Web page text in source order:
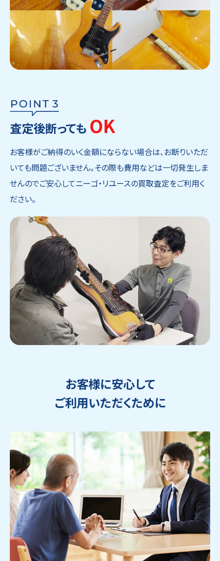
ウェブから1分
かんたん査定見積
フリーダイヤル
0120-1212-25
査定後断っても OK
お客様がご納得のいく金額にならない場合は、お断りいただ
いても問題ございません。その際も費用などは一切発生しま
せんのでご安心してニーゴ・リユースの買取査定をご利用く
ださい。
お客様に安心して
ご利用いただくために